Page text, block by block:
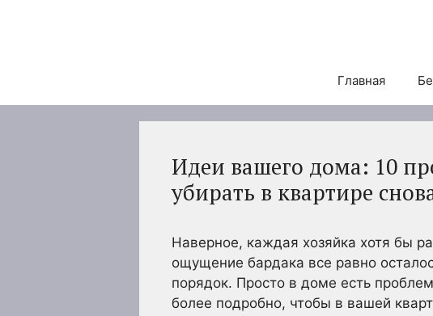
Главная
Идеи вашего дома: 10
убирать в квартире
Наверное, каждая хозяйка хотя бы
ощущение бардака все равно
порядок. Просто в доме есть
более подробно, чтобы в вашей